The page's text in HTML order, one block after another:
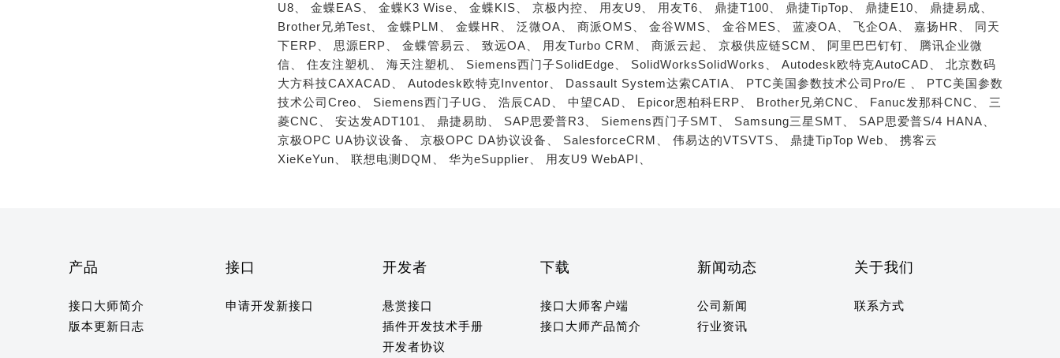
U8、
金蝶EAS、 金蝶K3 Wise、 金蝶KIS、 京极内控、 用友U9、 用友T6、 鼎捷T100、 鼎捷TipTop、 鼎捷E10、
鼎捷易成、
Brother兄弟Test、
金蝶PLM、 金蝶HR、 泛微OA、 商派OMS、 金谷WMS、 金谷MES、 蓝凌OA、 飞企OA、 嘉扬HR、
同天
下ERP、
思源ERP、 金蝶管易云、 致远OA、 用友Turbo CRM、 商派云起、 京极供应链SCM、 阿里巴巴钉钉、
腾讯企业微
信、
住友注塑机、 海天注塑机、 Siemens西门子SolidEdge、 SolidWorksSolidWorks、 Autodesk欧特克AutoCAD、
北京数码
大方科技CAXACAD、
Autodesk欧特克Inventor、 Dassault System达索CATIA、 PTC美国参数技术公司Pro/E 、
PTC美国参数
技术公司Creo、
Siemens西门子UG、 浩辰CAD、 中望CAD、 Epicor恩柏科ERP、 Brother兄弟CNC、 Fanuc发那科CNC、
三
菱CNC、
安达发ADT101、 鼎捷易助、 SAP思爱普R3、 Siemens西门子SMT、 Samsung三星SMT、
SAP思爱普S/4 HANA、
京极OPC UA协议设备、
京极OPC DA协议设备、 SalesforceCRM、 伟易达的VTSVTS、 鼎捷TipTop Web、
携客云
XieKeYun、
联想电测DQM、 华为eSupplier、 用友U9 WebAPI、
产品
接口大师简介
版本更新日志
接口
申请开发新接口
开发者
悬赏接口
插件开发技术手册
开发者协议
下载
接口大师客户端
接口大师产品简介
新闻动态
公司新闻
行业资讯
关于我们
联系方式